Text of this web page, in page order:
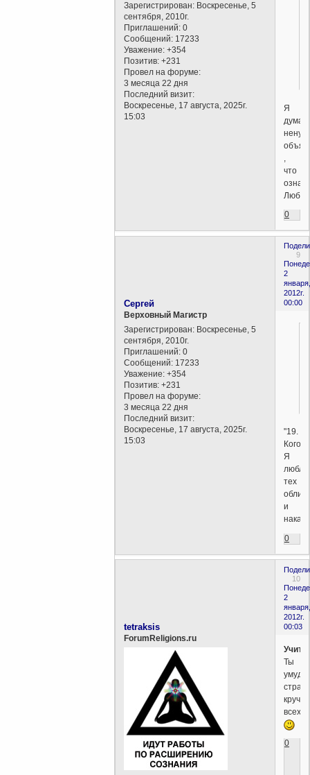
Зарегистрирован: Воскресенье, 5
сентября, 2010г.
Приглашений: 0
Сообщений: 17233
Уважение: +354
Позитив: +231
Провел на форуме:
3 месяца 22 дня
Последний визит:
Воскресенье, 17 августа, 2025г.
15:03
Я
думаю
,
что
0
9
2
января,
2012г.
00:00
Сергей
Верховный Магистр
Зарегистрирован: Воскресенье, 5
сентября, 2010г.
Приглашений: 0
Сообщений: 17233
Уважение: +354
Позитив: +231
Провел на форуме:
3 месяца 22 дня
Последний визит:
Воскресенье, 17 августа, 2025г.
15:03
"19.
Кого
Я
тех
и
0
10
2
января,
2012г.
00:03
tetraksis
ForumReligions.ru
Ты
круче
всех?
0